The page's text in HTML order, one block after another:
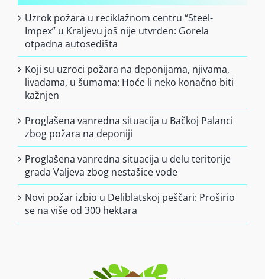
Uzrok požara u reciklažnom centru “Steel-
Impex” u Kraljevu još nije utvrđen: Gorela
otpadna autosedišta
Koji su uzroci požara na deponijama, njivama,
livadama, u šumama: Hoće li neko konačno biti
kažnjen
Proglašena vanredna situacija u Bačkoj Palanci
zbog požara na deponiji
Proglašena vanredna situacija u delu teritorije
grada Valjeva zbog nestašice vode
Novi požar izbio u Deliblatskoj peščari: Proširio
se na više od 300 hektara